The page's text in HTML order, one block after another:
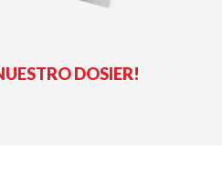
DOSIER!